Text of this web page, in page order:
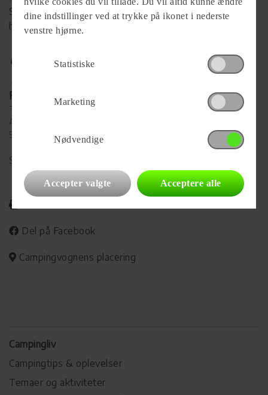
Se komplet info på forhandlerens
hjemmeside
Forhandler
TARUP Campingcenter A/S
Agerhatten 31
5220 Odense SØ
Se alle
Del på Facebook
Campingvognens placering
Campingliv
Campingtips & oplevelser
Temaer og aktiviteter
dine indstillinger ved at trykke på ikonet i nederste
venstre hjørne.
Statistiske
Marketing
Nødvendige
Accepter valgte Acceptere alle